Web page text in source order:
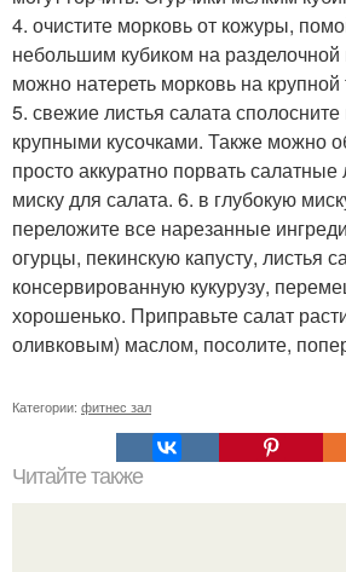
4. очистите морковь от кожуры,
небольшим кубиком на
можно натереть морковь на крупной
5. свежие листья салата
крупными кусочками. Также можно
просто аккуратно порвать
миску для салата. 6. в глубокую
переложите все нарезанные
огурцы, пекинскую капусту, листья
консервированную кукурузу,
хорошенько. Приправьте салат
оливковым) маслом, посолите,
Категории: фитнес зал
Читайте также